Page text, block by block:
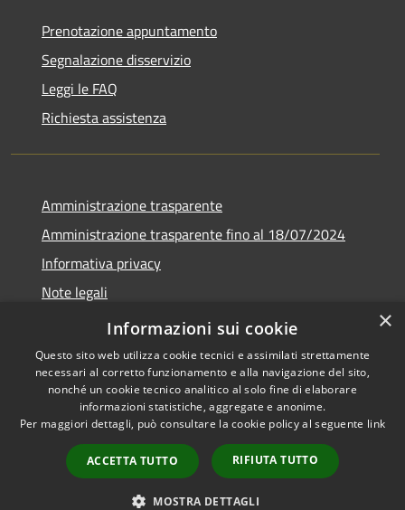
Prenotazione appuntamento
Segnalazione disservizio
Leggi le FAQ
Richiesta assistenza
Amministrazione trasparente
Amministrazione trasparente fino al 18/07/2024
Informativa privacy
Note legali
Dichiarazione di accessibilità
Accessibilità
Copyright © 2026 • Comune di
San Pietro al Tanagro •
Powered byMunicipium
Accesso redazione
×
Informazioni sui cookie
Questo sito web utilizza cookie tecnici e assimilati strettamente
necessari al corretto funzionamento e alla navigazione del sito,
nonché un cookie tecnico analitico al solo fine di elaborare
informazioni statistiche, aggregate e anonime.
Per maggiori dettagli, può consultare la cookie policy al seguente link
ACCETTA TUTTO RIFIUTA TUTTO
MOSTRA DETTAGLI